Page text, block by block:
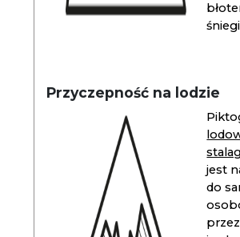
Przyczepność na lodzie
jest
do